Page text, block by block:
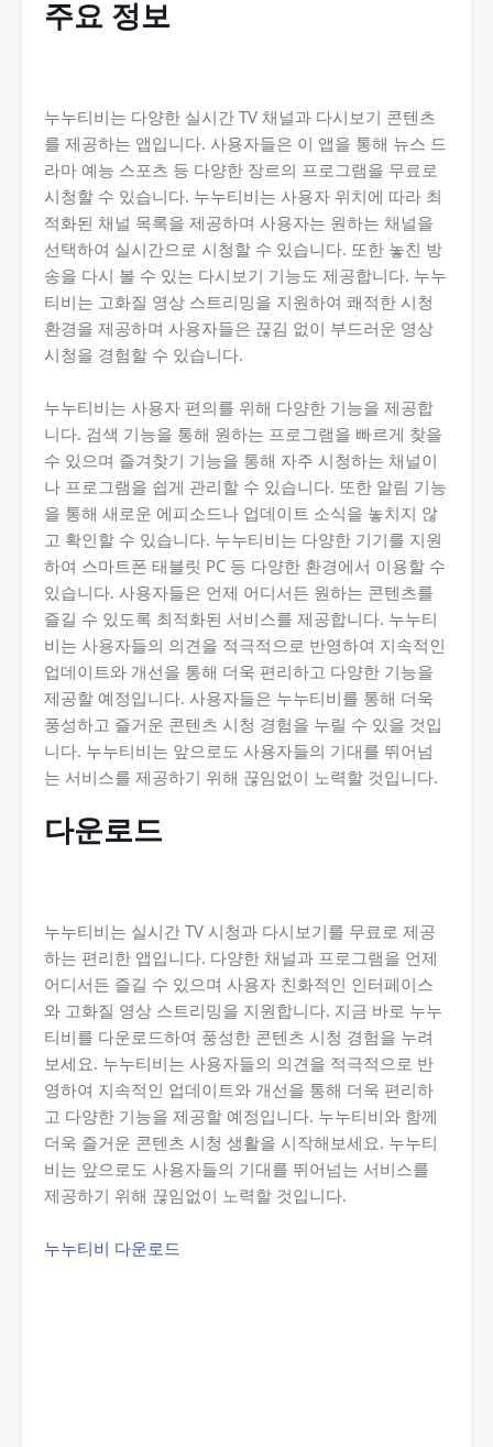
주요 정보
누누티비는 다양한 실시간 TV 채널과 다시보기 콘텐츠
를 제공하는 앱입니다. 사용자들은 이 앱을 통해 뉴스 드
라마 예능 스포츠 등 다양한 장르의 프로그램을 무료로
시청할 수 있습니다. 누누티비는 사용자 위치에 따라 최
적화된 채널 목록을 제공하며 사용자는 원하는 채널을
선택하여 실시간으로 시청할 수 있습니다. 또한 놓친 방
송을 다시 볼 수 있는 다시보기 기능도 제공합니다. 누누
티비는 고화질 영상 스트리밍을 지원하여 쾌적한 시청
환경을 제공하며 사용자들은 끊김 없이 부드러운 영상
시청을 경험할 수 있습니다.
누누티비는 사용자 편의를 위해 다양한 기능을 제공합
니다. 검색 기능을 통해 원하는 프로그램을 빠르게 찾을
수 있으며 즐겨찾기 기능을 통해 자주 시청하는 채널이
나 프로그램을 쉽게 관리할 수 있습니다. 또한 알림 기능
을 통해 새로운 에피소드나 업데이트 소식을 놓치지 않
고 확인할 수 있습니다. 누누티비는 다양한 기기를 지원
하여 스마트폰 태블릿 PC 등 다양한 환경에서 이용할 수
있습니다. 사용자들은 언제 어디서든 원하는 콘텐츠를
즐길 수 있도록 최적화된 서비스를 제공합니다. 누누티
비는 사용자들의 의견을 적극적으로 반영하여 지속적인
업데이트와 개선을 통해 더욱 편리하고 다양한 기능을
제공할 예정입니다. 사용자들은 누누티비를 통해 더욱
풍성하고 즐거운 콘텐츠 시청 경험을 누릴 수 있을 것입
니다. 누누티비는 앞으로도 사용자들의 기대를 뛰어넘
는 서비스를 제공하기 위해 끊임없이 노력할 것입니다.
다운로드
누누티비는 실시간 TV 시청과 다시보기를 무료로 제공
하는 편리한 앱입니다. 다양한 채널과 프로그램을 언제
어디서든 즐길 수 있으며 사용자 친화적인 인터페이스
와 고화질 영상 스트리밍을 지원합니다. 지금 바로 누누
티비를 다운로드하여 풍성한 콘텐츠 시청 경험을 누려
보세요. 누누티비는 사용자들의 의견을 적극적으로 반
영하여 지속적인 업데이트와 개선을 통해 더욱 편리하
고 다양한 기능을 제공할 예정입니다. 누누티비와 함께
더욱 즐거운 콘텐츠 시청 생활을 시작해보세요. 누누티
비는 앞으로도 사용자들의 기대를 뛰어넘는 서비스를
제공하기 위해 끊임없이 노력할 것입니다.
누누티비 다운로드